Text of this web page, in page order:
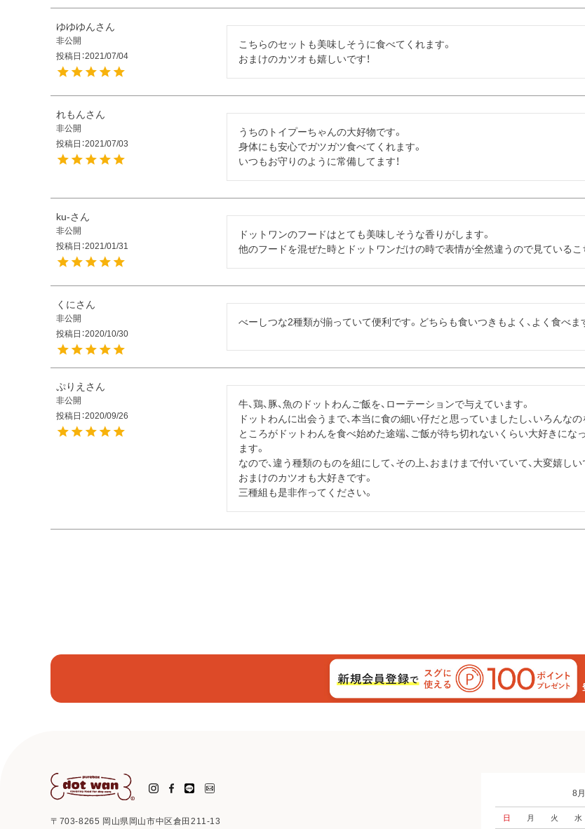
ゆゆゆん
非公開
投稿日 2021/07/04
こちらのセットも美味しそうに食べてくれます。
おまけのカツオも嬉しいです！
れもん
非公開
投稿日 2021/07/03
うちのトイプーちゃんの大好物です。
身体にも安心でガツガツ食べてくれます。
いつもお守りのように常備してます！
ku-
非公開
投稿日 2021/01/31
ドットワンのフードはとても美味しそうな香りがします。
他のフードを混ぜた時とドットワンだけの時で表情が全然違うので見ている
くに
非公開
投稿日 2020/10/30
べーしつな2種類が揃っていて便利です。どちらも食いつきもよく、よく食べ
ぷりえ
非公開
投稿日 2020/09/26
牛、鶏、豚、魚のドットわんご飯を、ローテーションで与えています。
ドットわんに出会うまで、本当に食の細い仔だと思っていましたし、いろんな
ところがドットわんを食べ始めた途端、ご飯が待ち切れないくらい大好きにな
ます。
なので、違う種類のものを組にして、その上、おまけまで付いていて、大変嬉しい
おまけのカツオも大好きです。
三種組も是非作ってください。
8月
日 月 火 水
〒703-8265 岡山県岡山市中区倉田211-13